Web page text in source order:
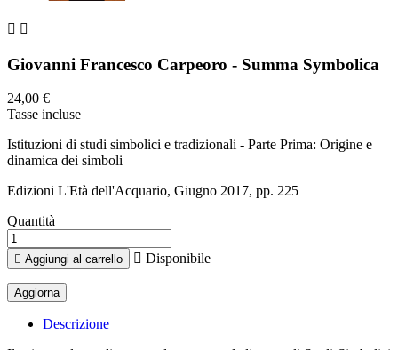
 
Giovanni Francesco Carpeoro - Summa Symbolica
24,00 €
Tasse incluse
Istituzioni di studi simbolici e tradizionali - Parte Prima: Origine e
dinamica dei simboli
Edizioni L'Età dell'Acquario, Giugno 2017, pp. 225
Quantità
 Aggiungi al carrello  Disponibile
Descrizione